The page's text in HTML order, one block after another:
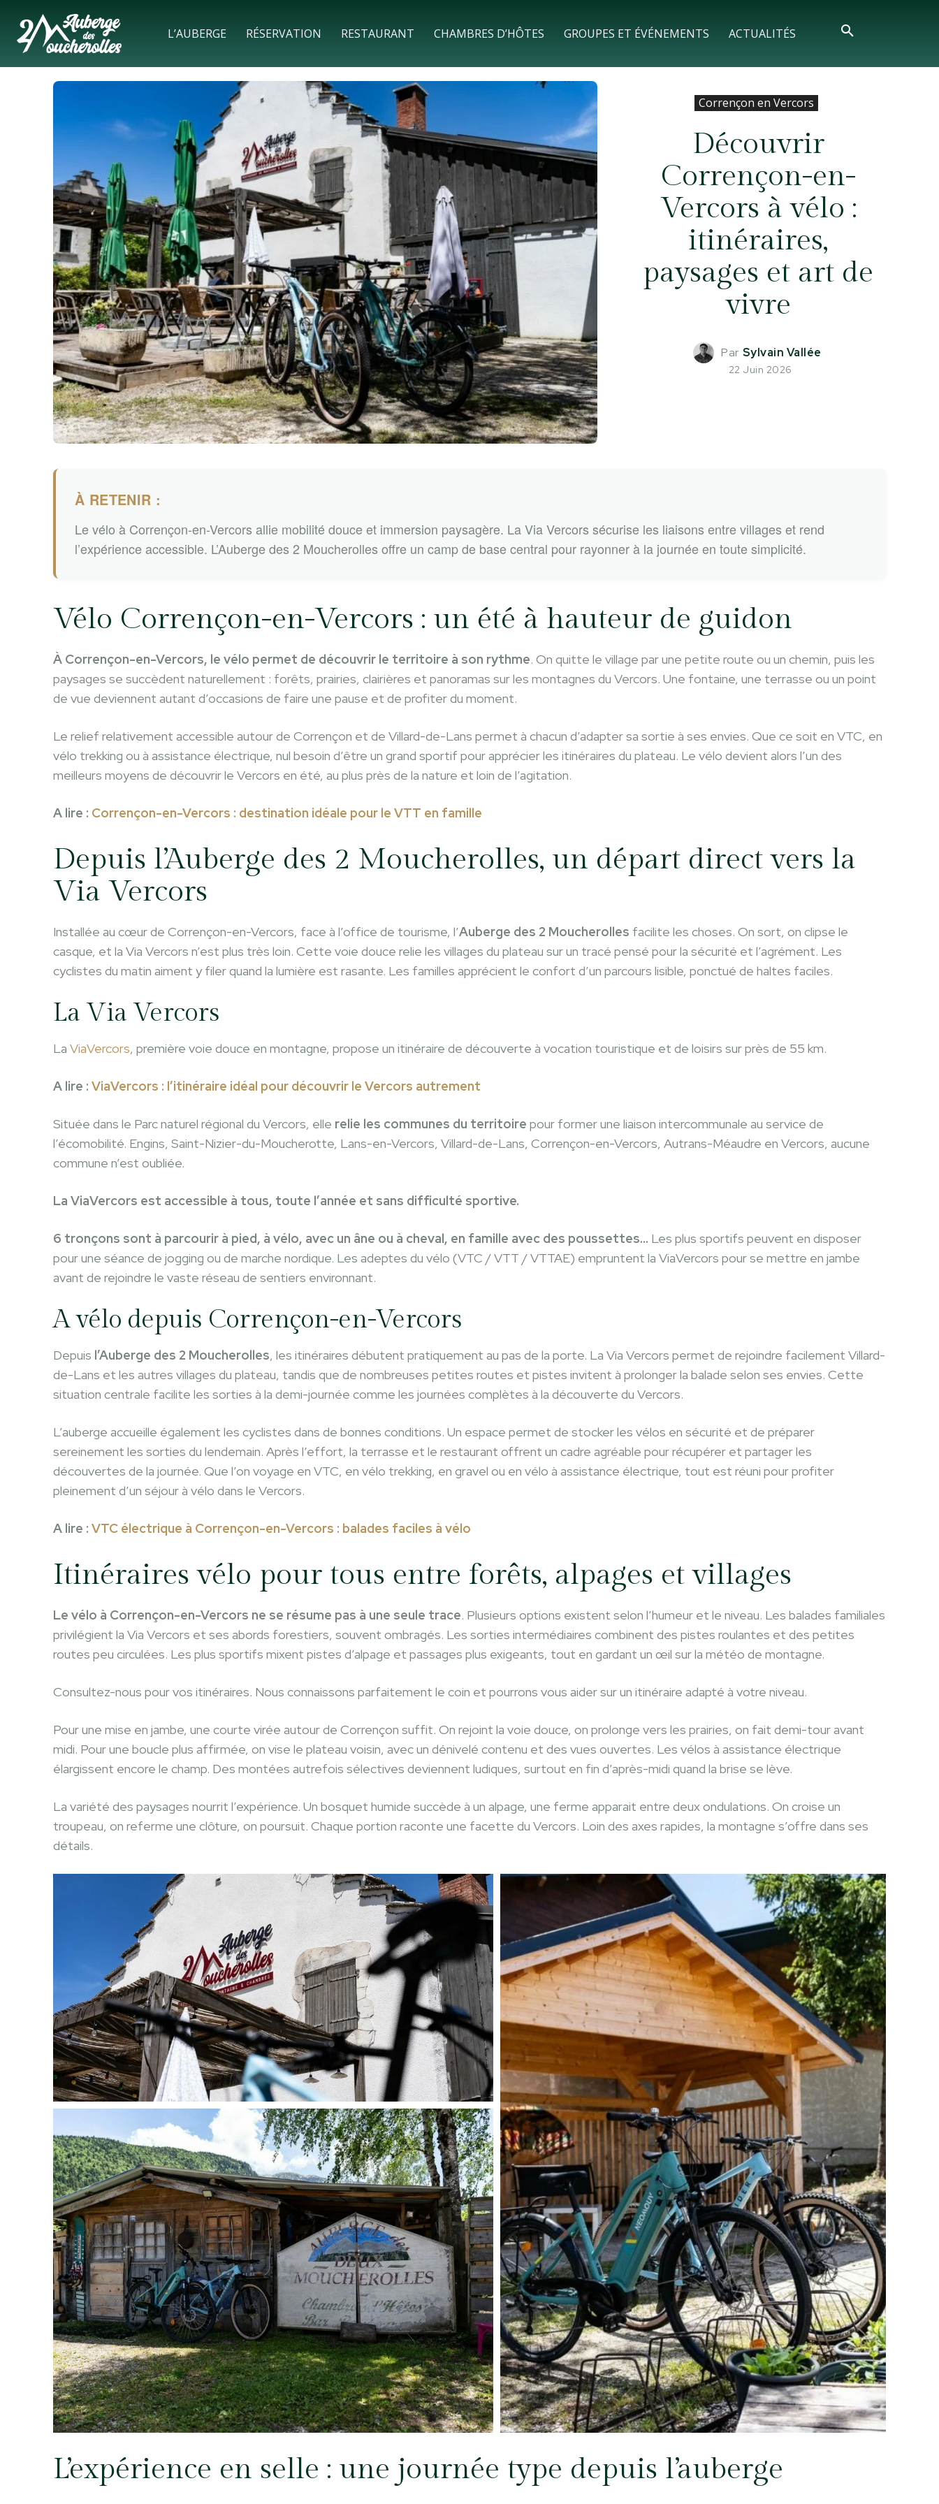
L’AUBERGE RÉSERVATION RESTAURANT CHAMBRES D’HÔTES GROUPES ET ÉVÉNEMENTS ACTUALITÉS
Corrençon en Vercors
Découvrir
Corrençon-en-
Vercors à vélo :
itinéraires,
paysages et art de
vivre
Par Sylvain Vallée
22 Juin 2026
À RETENIR :
Le vélo à Corrençon-en-Vercors allie mobilité douce et immersion paysagère. La Via Vercors sécurise les liaisons entre villages et rend
l’expérience accessible. L’Auberge des 2 Moucherolles offre un camp de base central pour rayonner à la journée en toute simplicité.
Vélo Corrençon-en-Vercors : un été à hauteur de guidon
À Corrençon-en-Vercors, le vélo permet de découvrir le territoire à son rythme. On quitte le village par une petite route ou un chemin, puis les
paysages se succèdent naturellement : forêts, prairies, clairières et panoramas sur les montagnes du Vercors. Une fontaine, une terrasse ou un point
de vue deviennent autant d’occasions de faire une pause et de profiter du moment.
Le relief relativement accessible autour de Corrençon et de Villard-de-Lans permet à chacun d’adapter sa sortie à ses envies. Que ce soit en VTC, en
vélo trekking ou à assistance électrique, nul besoin d’être un grand sportif pour apprécier les itinéraires du plateau. Le vélo devient alors l’un des
meilleurs moyens de découvrir le Vercors en été, au plus près de la nature et loin de l’agitation.
A lire : Corrençon-en-Vercors : destination idéale pour le VTT en famille
Depuis l’Auberge des 2 Moucherolles, un départ direct vers la
Via Vercors
Installée au cœur de Corrençon-en-Vercors, face à l’office de tourisme, l’Auberge des 2 Moucherolles facilite les choses. On sort, on clipse le
casque, et la Via Vercors n’est plus très loin. Cette voie douce relie les villages du plateau sur un tracé pensé pour la sécurité et l’agrément. Les
cyclistes du matin aiment y filer quand la lumière est rasante. Les familles apprécient le confort d’un parcours lisible, ponctué de haltes faciles.
La Via Vercors
La ViaVercors, première voie douce en montagne, propose un itinéraire de découverte à vocation touristique et de loisirs sur près de 55 km.
A lire : ViaVercors : l’itinéraire idéal pour découvrir le Vercors autrement
Située dans le Parc naturel régional du Vercors, elle relie les communes du territoire pour former une liaison intercommunale au service de
l’écomobilité. Engins, Saint-Nizier-du-Moucherotte, Lans-en-Vercors, Villard-de-Lans, Corrençon-en-Vercors, Autrans-Méaudre en Vercors, aucune
commune n’est oubliée.
La ViaVercors est accessible à tous, toute l’année et sans difficulté sportive.
6 tronçons sont à parcourir à pied, à vélo, avec un âne ou à cheval, en famille avec des poussettes… Les plus sportifs peuvent en disposer
pour une séance de jogging ou de marche nordique. Les adeptes du vélo (VTC / VTT / VTTAE) empruntent la ViaVercors pour se mettre en jambe
avant de rejoindre le vaste réseau de sentiers environnant.
A vélo depuis Corrençon-en-Vercors
Depuis l’Auberge des 2 Moucherolles, les itinéraires débutent pratiquement au pas de la porte. La Via Vercors permet de rejoindre facilement Villard-
de-Lans et les autres villages du plateau, tandis que de nombreuses petites routes et pistes invitent à prolonger la balade selon ses envies. Cette
situation centrale facilite les sorties à la demi-journée comme les journées complètes à la découverte du Vercors.
L’auberge accueille également les cyclistes dans de bonnes conditions. Un espace permet de stocker les vélos en sécurité et de préparer
sereinement les sorties du lendemain. Après l’effort, la terrasse et le restaurant offrent un cadre agréable pour récupérer et partager les
découvertes de la journée. Que l’on voyage en VTC, en vélo trekking, en gravel ou en vélo à assistance électrique, tout est réuni pour profiter
pleinement d’un séjour à vélo dans le Vercors.
A lire : VTC électrique à Corrençon-en-Vercors : balades faciles à vélo
Itinéraires vélo pour tous entre forêts, alpages et villages
Le vélo à Corrençon-en-Vercors ne se résume pas à une seule trace. Plusieurs options existent selon l’humeur et le niveau. Les balades familiales
privilégient la Via Vercors et ses abords forestiers, souvent ombragés. Les sorties intermédiaires combinent des pistes roulantes et des petites
routes peu circulées. Les plus sportifs mixent pistes d’alpage et passages plus exigeants, tout en gardant un œil sur la météo de montagne.
Consultez-nous pour vos itinéraires. Nous connaissons parfaitement le coin et pourrons vous aider sur un itinéraire adapté à votre niveau.
Pour une mise en jambe, une courte virée autour de Corrençon suffit. On rejoint la voie douce, on prolonge vers les prairies, on fait demi-tour avant
midi. Pour une boucle plus affirmée, on vise le plateau voisin, avec un dénivelé contenu et des vues ouvertes. Les vélos à assistance électrique
élargissent encore le champ. Des montées autrefois sélectives deviennent ludiques, surtout en fin d’après-midi quand la brise se lève.
La variété des paysages nourrit l’expérience. Un bosquet humide succède à un alpage, une ferme apparait entre deux ondulations. On croise un
troupeau, on referme une clôture, on poursuit. Chaque portion raconte une facette du Vercors. Loin des axes rapides, la montagne s’offre dans ses
détails.
L’expérience en selle : une journée type depuis l’auberge